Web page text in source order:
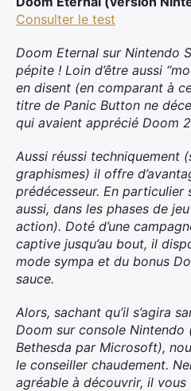
Consulter le test
Doom Eternal sur Nintendo
pépite ! Loin d’être aussi
en disent (en comparant à
titre de Panic Button ne
qui avaient apprécié Doom
Aussi réussi techniquement
graphismes) il offre
prédécesseur. En particulier
aussi, dans les phases de
action). Doté d’une
captive jusqu’au bout, il
mode sympa et du bonus
sauce.
Alors, sachant qu’il s’agira
Doom sur console
Bethesda par Microsoft),
le conseiller chaudement.
agréable à découvrir, il vous